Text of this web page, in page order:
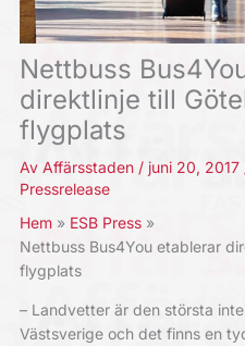
Nettbuss
direktlinje till
flygplats
Av Affärsstaden / juni 20, 2017
Pressrelease
Hem
ESB Press
Nettbuss Bus4You etablerar
flygplats
– Landvetter är den största
Västsverige och det finns en